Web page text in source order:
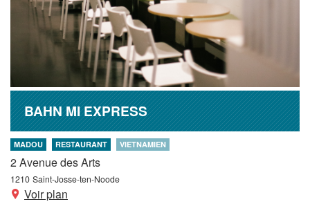
BAHN MI EXPRESS
MADOU RESTAURANT VIETNAMIEN
2 Avenue des Arts
1210 Saint-Josse-ten-Noode
Voir plan